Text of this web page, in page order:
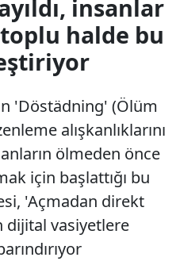
insanlar
halde bu
'Döstädning' (Ölüm
alışkanlıklarını
ölmeden önce
için başlattığı bu
'Açmadan direkt
dijital vasiyetlere